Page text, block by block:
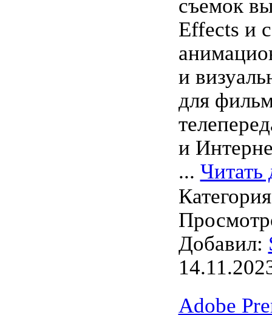
съемок
Effects и
и
для
и
... Читать
Добавил:
Adobe